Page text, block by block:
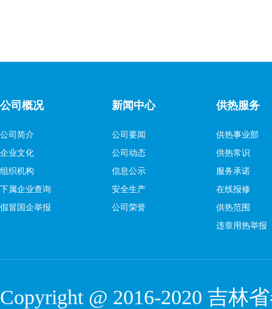
公司概况
公司简介
企业文化
组织机构
下属企业查询
假冒国企举报
新闻中心
公司要闻
公司动态
信息公示
安全生产
公司荣誉
供热服务
供热事业部
供热常识
服务承诺
在线报修
供热范围
违章用热举报
Copyright @ 2016-2020 吉林